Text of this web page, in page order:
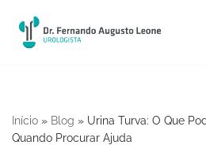
Pular
Início » Blog » Urina Turva: O Que
Quando Procurar Ajuda